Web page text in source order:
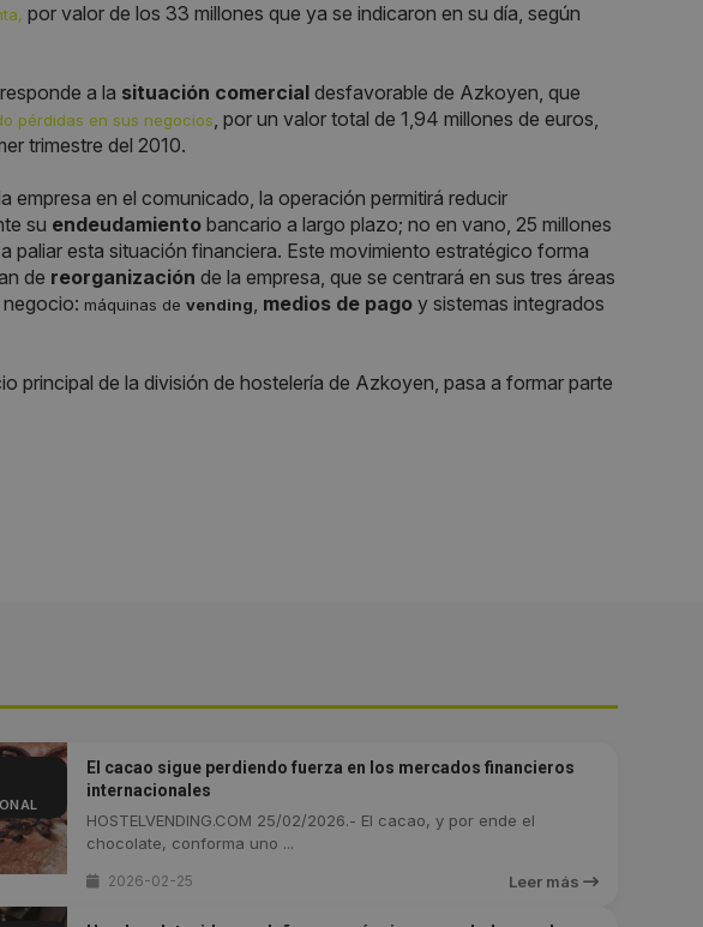
por valor de los 33 millones que ya se indicaron en su día, según
a la situación comercial desfavorable de Azkoyen, que
pérdidas en sus negocios, por un valor total de 1,94 millones de euros,
trimestre del 2010.
empresa en el comunicado, la operación permitirá reducir
su endeudamiento bancario a largo plazo; no en vano, 25 millones
paliar esta situación financiera. Este movimiento estratégico forma
de reorganización de la empresa, que se centrará en sus tres áreas
máquinas de vending, medios de pago y sistemas integrados
principal de la división de hostelería de Azkoyen, pasa a formar parte
El cacao sigue perdiendo fuerza en los mercados financieros
internacionales
HOSTELVENDING.COM 25/02/2026.- El cacao, y por ende el
chocolate, conforma uno ...
2026-02-25 Leer más